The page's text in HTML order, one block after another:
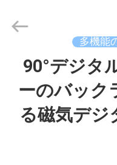
ELECTRONICS
CO.,LTD.
Reserved.
多機能
90°デジタ
ーのバック
る磁気デジ